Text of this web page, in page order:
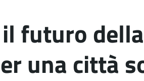
futuro
una città